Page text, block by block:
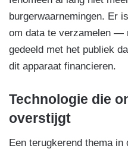
burgerwaarnemingen. Er
om data te verzamelen —
gedeeld met het publiek
dit apparaat financieren.
Technologie die
overstijgt
Een terugkerend thema in